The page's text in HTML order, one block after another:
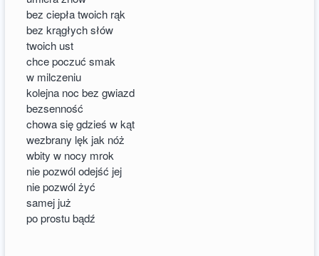
bez ciepła twoich rąk
bez krągłych słów
twoich ust
chce poczuć smak
w milczeniu
kolejna noc bez gwiazd
bezsenność
chowa się gdzieś w kąt
wezbrany lęk jak nóż
wbity w nocy mrok
nie pozwól odejść jej
nie pozwól żyć
samej już
po prostu bądź